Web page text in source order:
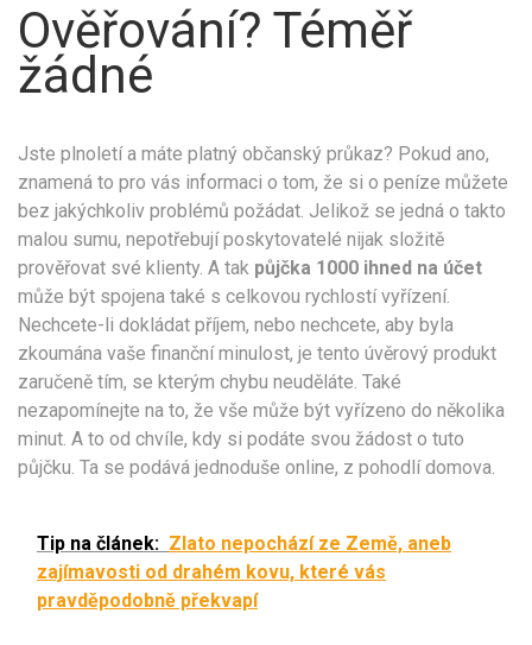
Ověřování? Téměř
žádné
Jste plnoletí a máte platný občanský průkaz? Pokud ano,
znamená to pro vás informaci o tom, že si o peníze můžete
bez jakýchkoliv problémů požádat. Jelikož se jedná o takto
malou sumu, nepotřebují poskytovatelé nijak složitě
prověřovat své klienty. A tak půjčka 1000 ihned na účet
může být spojena také s celkovou rychlostí vyřízení.
Nechcete-li dokládat příjem, nebo nechcete, aby byla
zkoumána vaše finanční minulost, je tento úvěrový produkt
zaručeně tím, se kterým chybu neuděláte. Také
nezapomínejte na to, že vše může být vyřízeno do několika
minut. A to od chvíle, kdy si podáte svou žádost o tuto
půjčku. Ta se podává jednoduše online, z pohodlí domova.
Tip na článek: Zlato nepochází ze Země, aneb
zajímavosti od drahém kovu, které vás
pravděpodobně překvapí